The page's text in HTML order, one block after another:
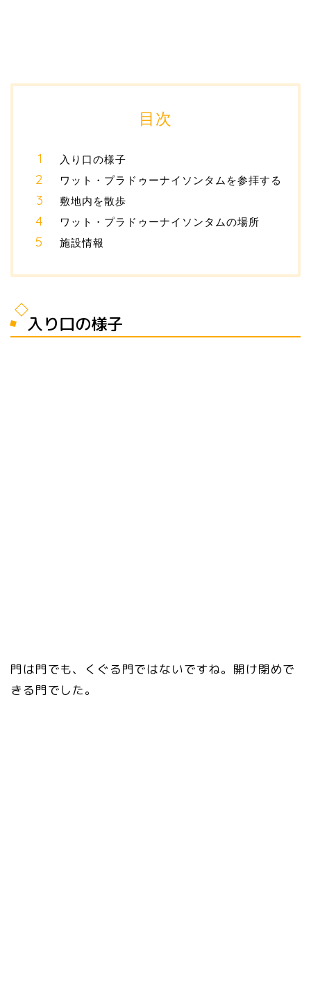
目次
入り口の様子
ワット・プラドゥーナイソンタムを参拝する
敷地内を散歩
ワット・プラドゥーナイソンタムの場所
施設情報
入り口の様子
門は門でも、くぐる門ではないですね。開け閉めで
きる門でした。